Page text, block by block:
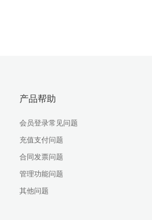
产品帮助
会员登录常见问题
充值支付问题
合同发票问题
管理功能问题
其他问题